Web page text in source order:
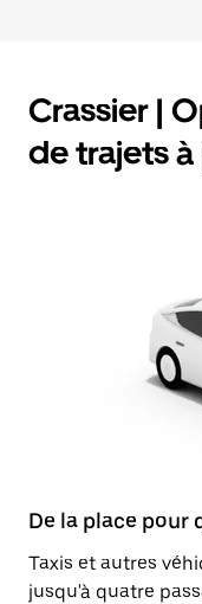
Crassier |
de trajets
De la place pour
Taxis et autres
jusqu'à quatre